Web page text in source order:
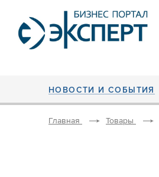
НОВОСТИ И СОБЫТИЯ
Главная Товары